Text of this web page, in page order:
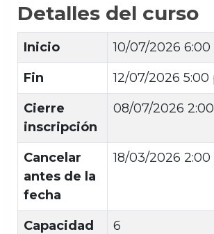
Detalles del curso
Inicio
10/07/2026
Fin
12/07/2026 5:00
Cierre
inscripción
08/07/2026
Cancelar
antes de la
fecha
18/03/2026
Capacidad
6